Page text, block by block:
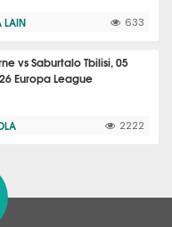
LAIN 633
vs Saburtalo Tbilisi, 05
Europa League
2222